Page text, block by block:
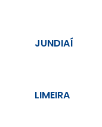
JUNDIAÍ
LIMEIRA